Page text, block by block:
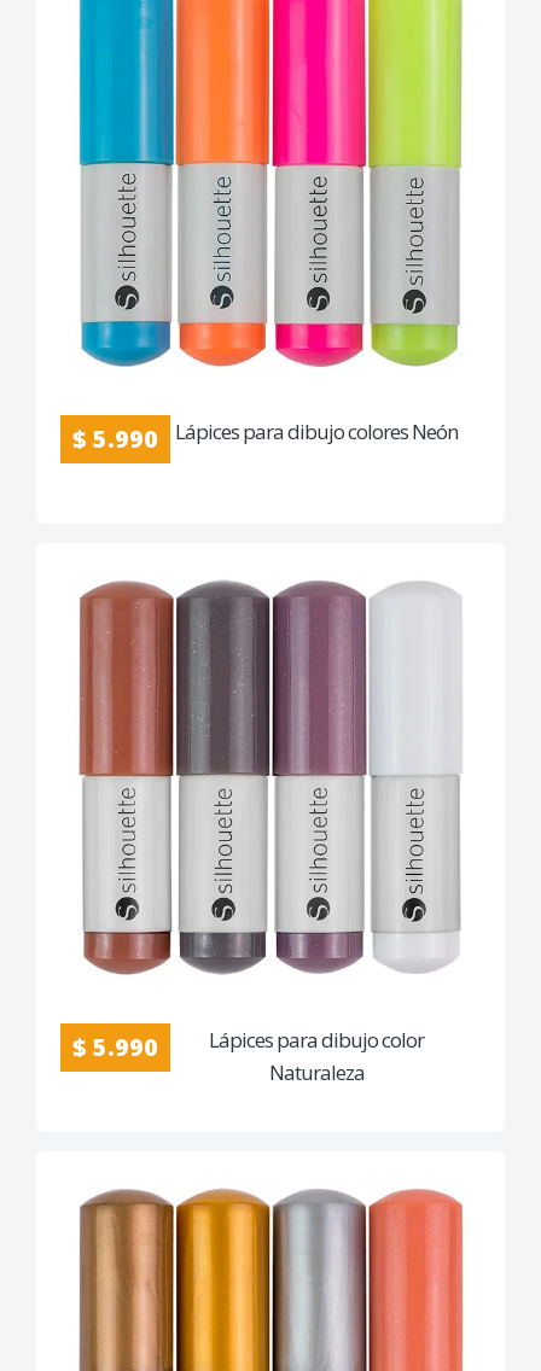
$ 5.990 Lápices para dibujo colores Neón
$ 5.990
Lápices para dibujo color
Naturaleza